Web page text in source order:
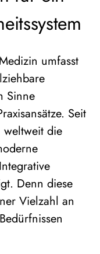
umfasst
Sinne
Seit
weltweit die
Denn diese
Vielzahl an